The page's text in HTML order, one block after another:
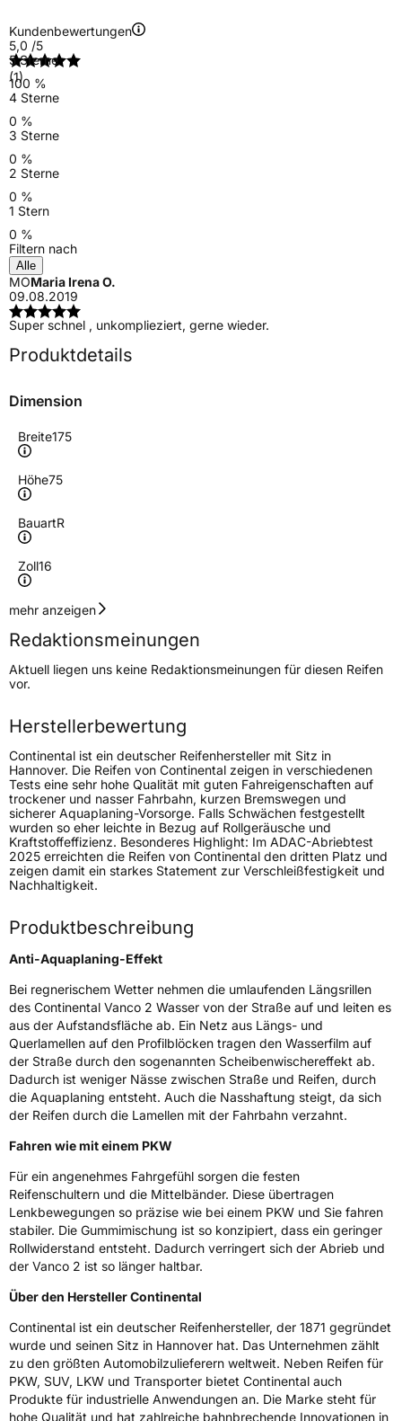
Kundenbewertungen
5,0 /5
(1)
5 Sterne
100 %
4 Sterne
0 %
3 Sterne
0 %
2 Sterne
0 %
1 Stern
0 %
Filtern nach
Alle
MOMaria Irena O.
09.08.2019
Super schnel , unkomplieziert, gerne wieder.
Produktdetails
Dimension
Breite175
Höhe75
BauartR
Zoll16
Geschwindigkeitsindex
Höchstgeschwindigkeit
170 km/h
Lastindex101/99
Höchstlast825/775 kg
Gewicht (in kg) 10,52 kg
Generelle Merkmale
FahrzeugtypTransporter
VerwendungSommerreifen
ModellnameVanco 2
Fahrzeugart
Transporter
Weitere Eigenschaften
SchlauchtypTL
ZustandNeureifen
C-ReifenJa
EU Label
EffizienzD
NasshaftungC
Rollgeräusch (Klasse)B
FahrzeugklasseC2
3PMSF / Schneeflockensymbol / Alpine-SymbolNein
mehr anzeigen
Redaktionsmeinungen
Aktuell liegen uns keine Redaktionsmeinungen für diesen Reifen
vor.
Herstellerbewertung
Continental ist ein deutscher Reifenhersteller mit Sitz in
Hannover. Die Reifen von Continental zeigen in verschiedenen
Tests eine sehr hohe Qualität mit guten Fahreigenschaften auf
trockener und nasser Fahrbahn, kurzen Bremswegen und
sicherer Aquaplaning-Vorsorge. Falls Schwächen festgestellt
wurden so eher leichte in Bezug auf Rollgeräusche und
Kraftstoffeffizienz. Besonderes Highlight: Im ADAC-Abriebtest
2025 erreichten die Reifen von Continental den dritten Platz und
zeigen damit ein starkes Statement zur Verschleißfestigkeit und
Nachhaltigkeit.
Produktbeschreibung
Anti-Aquaplaning-Effekt
Bei regnerischem Wetter nehmen die umlaufenden Längsrillen
des Continental Vanco 2 Wasser von der Straße auf und leiten es
aus der Aufstandsfläche ab. Ein Netz aus Längs- und
Querlamellen auf den Profilblöcken tragen den Wasserfilm auf
der Straße durch den sogenannten Scheibenwischereffekt ab.
Dadurch ist weniger Nässe zwischen Straße und Reifen, durch
die Aquaplaning entsteht. Auch die Nasshaftung steigt, da sich
der Reifen durch die Lamellen mit der Fahrbahn verzahnt.
Fahren wie mit einem PKW
Für ein angenehmes Fahrgefühl sorgen die festen
Reifenschultern und die Mittelbänder. Diese übertragen
Lenkbewegungen so präzise wie bei einem PKW und Sie fahren
stabiler. Die Gummimischung ist so konzipiert, dass ein geringer
Rollwiderstand entsteht. Dadurch verringert sich der Abrieb und
der Vanco 2 ist so länger haltbar.
Über den Hersteller Continental
Continental ist ein deutscher Reifenhersteller, der 1871 gegründet
wurde und seinen Sitz in Hannover hat. Das Unternehmen zählt
zu den größten Automobilzulieferern weltweit. Neben Reifen für
PKW, SUV, LKW und Transporter bietet Continental auch
Produkte für industrielle Anwendungen an. Die Marke steht für
hohe Qualität und hat zahlreiche bahnbrechende Innovationen in